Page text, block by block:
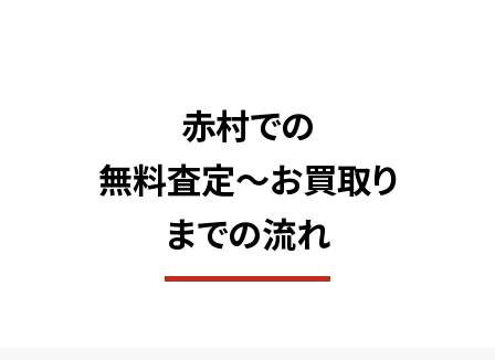
赤村での
無料査定〜お買取り
までの流れ